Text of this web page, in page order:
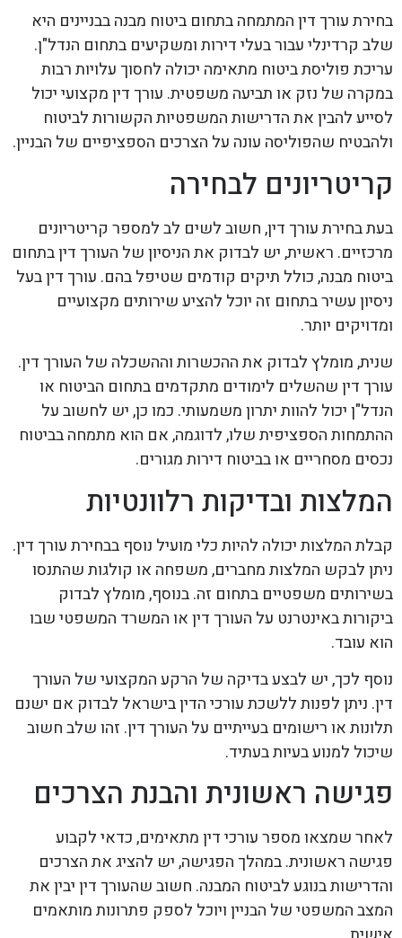
בחירת עורך דין המתמחה בתחום ביטוח מבנה בבניינים היא
שלב קרדינלי עבור בעלי דירות ומשקיעים בתחום הנדל"ן.
עריכת פוליסת ביטוח מתאימה יכולה לחסוך עלויות רבות
במקרה של נזק או תביעה משפטית. עורך דין מקצועי יכול
לסייע להבין את הדרישות המשפטיות הקשורות לביטוח
ולהבטיח שהפוליסה עונה על הצרכים הספציפיים של הבניין.
קריטריונים לבחירה
בעת בחירת עורך דין, חשוב לשים לב למספר קריטריונים
מרכזיים. ראשית, יש לבדוק את הניסיון של העורך דין בתחום
ביטוח מבנה, כולל תיקים קודמים שטיפל בהם. עורך דין בעל
ניסיון עשיר בתחום זה יוכל להציע שירותים מקצועיים
ומדויקים יותר.
שנית, מומלץ לבדוק את ההכשרות וההשכלה של העורך דין.
עורך דין שהשלים לימודים מתקדמים בתחום הביטוח או
הנדל"ן יכול להוות יתרון משמעותי. כמו כן, יש לחשוב על
ההתמחות הספציפית שלו, לדוגמה, אם הוא מתמחה בביטוח
נכסים מסחריים או בביטוח דירות מגורים.
המלצות ובדיקות רלוונטיות
קבלת המלצות יכולה להיות כלי מועיל נוסף בבחירת עורך דין.
ניתן לבקש המלצות מחברים, משפחה או קולגות שהתנסו
בשירותים משפטיים בתחום זה. בנוסף, מומלץ לבדוק
ביקורות באינטרנט על העורך דין או המשרד המשפטי שבו
הוא עובד.
נוסף לכך, יש לבצע בדיקה של הרקע המקצועי של העורך
דין. ניתן לפנות ללשכת עורכי הדין בישראל לבדוק אם ישנם
תלונות או רישומים בעייתיים על העורך דין. זהו שלב חשוב
שיכול למנוע בעיות בעתיד.
פגישה ראשונית והבנת הצרכים
לאחר שמצאו מספר עורכי דין מתאימים, כדאי לקבוע
פגישה ראשונית. במהלך הפגישה, יש להציג את הצרכים
והדרישות בנוגע לביטוח המבנה. חשוב שהעורך דין יבין את
המצב המשפטי של הבניין ויוכל לספק פתרונות מותאמים